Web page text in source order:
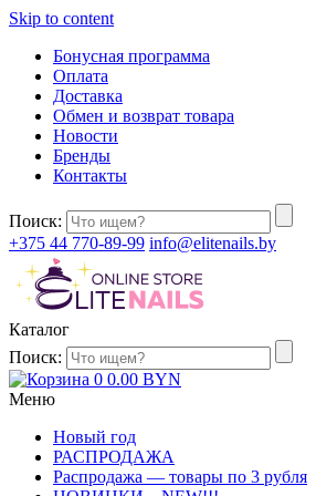
Skip to content
Бонусная программа
Оплата
Доставка
Обмен и возврат товара
Новости
Бренды
Контакты
Поиск:
+375 44 770-89-99 info@elitenails.by
Каталог
Поиск:
0 0.00 BYN
Меню
Новый год
РАСПРОДАЖА
Распродажа — товары по 3 рубля